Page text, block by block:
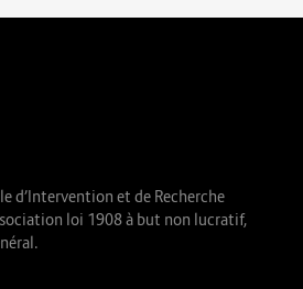
d’Intervention et de Recherche
loi 1908 à but non lucratif,